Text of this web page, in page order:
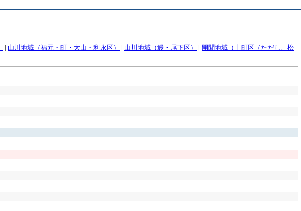
| 山川地域（福元・町・大山・利永区） | 山川地域（鰻・尾下区） | 開聞地域（十町区（ただし、松